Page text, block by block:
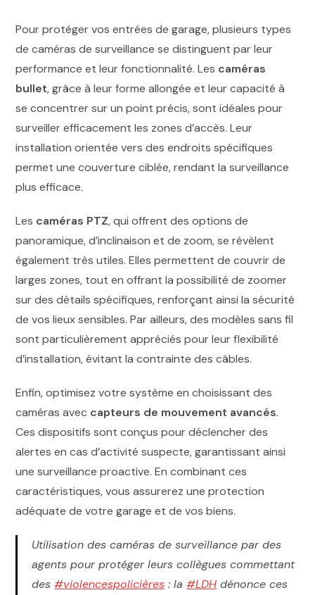
Pour protéger vos entrées de garage, plusieurs types
de caméras de surveillance se distinguent par leur
performance et leur fonctionnalité. Les caméras
bullet, grâce à leur forme allongée et leur capacité à
se concentrer sur un point précis, sont idéales pour
surveiller efficacement les zones d’accès. Leur
installation orientée vers des endroits spécifiques
permet une couverture ciblée, rendant la surveillance
plus efficace.
Les caméras PTZ, qui offrent des options de
panoramique, d’inclinaison et de zoom, se révèlent
également très utiles. Elles permettent de couvrir de
larges zones, tout en offrant la possibilité de zoomer
sur des détails spécifiques, renforçant ainsi la sécurité
de vos lieux sensibles. Par ailleurs, des modèles sans fil
sont particulièrement appréciés pour leur flexibilité
d’installation, évitant la contrainte des câbles.
Enfin, optimisez votre système en choisissant des
caméras avec capteurs de mouvement avancés.
Ces dispositifs sont conçus pour déclencher des
alertes en cas d’activité suspecte, garantissant ainsi
une surveillance proactive. En combinant ces
caractéristiques, vous assurerez une protection
adéquate de votre garage et de vos biens.
Utilisation des caméras de surveillance par des
agents pour protéger leurs collègues commettant
des#violencespolicières : la#LDH dénonce ces